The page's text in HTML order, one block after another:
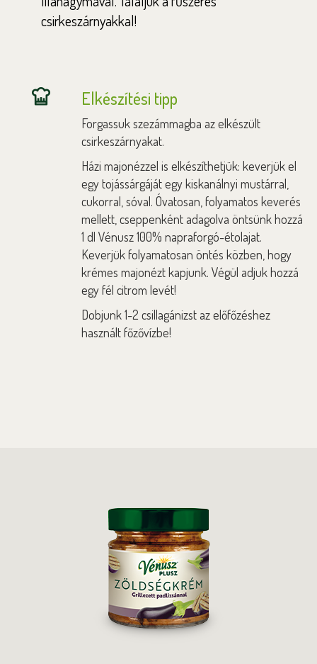
csirkeszárnyakkal!
Elkészítési tipp
Forgassuk szezámmagba az elkészült
csirkeszárnyakat.
Házi majonézzel is elkészíthetjük: keverjük el
egy tojássárgáját egy kiskanálnyi mustárral,
cukorral, sóval. Óvatosan, folyamatos keverés
mellett, cseppenként adagolva öntsünk hozzá
1 dl Vénusz 100% napraforgó-étolajat.
Keverjük folyamatosan öntés közben, hogy
krémes majonézt kapjunk. Végül adjuk hozzá
egy fél citrom levét!
Dobjunk 1-2 csillagánizst az előfőzéshez
használt főzővízbe!